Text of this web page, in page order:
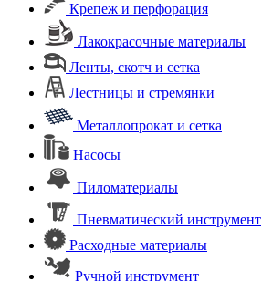
Крепеж и перфорация
Лакокрасочные материалы
Ленты, скотч и сетка
Лестницы и стремянки
Металлопрокат и сетка
Насосы
Пиломатериалы
Пневматический инструмент
Расходные материалы
Ручной инструмент